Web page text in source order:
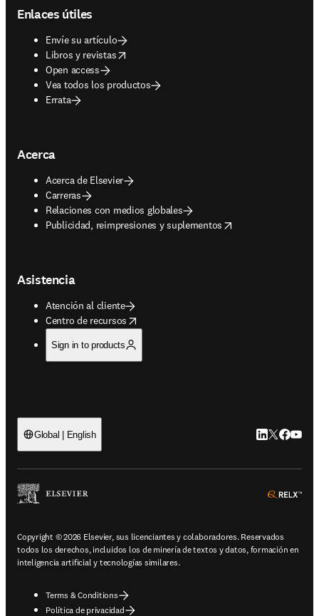
Enlaces útiles
Envíe su artículo
Libros y revistas
opens in new tab/window
Open access
Vea todos los productos
Errata
Acerca
Acerca de Elsevier
Carreras
Relaciones con medios globales
Publicidad, reimpresiones y suplementos
opens in new tab/window
Asistencia
Atención al cliente
Centro de recursos
opens in new tab/window
Sign in to products
Global | English LinkedIn se
Twitter se
Copyright © 2026 Elsevier, sus licenciantes y colaboradores. Reservados
todos los derechos, incluidos los de minería de textos y datos, formación en
inteligencia artificial y tecnologías similares.
Terms & Conditions
Política de privacidad